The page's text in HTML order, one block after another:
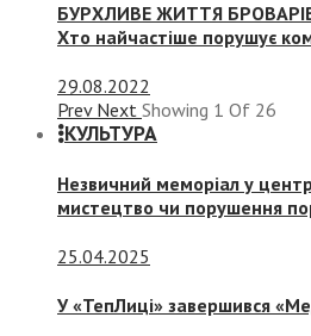
БУРХЛИВЕ ЖИТТЯ
Хто найчастіше порушує
29.08.2022
Prev Next Showing 1 Of 26
КУЛЬТУРА
Незвичний меморіал у
мистецтво чи порушення
25.04.2025
У «ТепЛиці» завершився